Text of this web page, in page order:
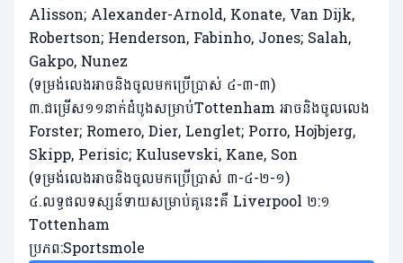
Alisson; Alexander-Arnold, Konate, Van Dijk,
Robertson; Henderson, Fabinho, Jones; Salah,
Gakpo, Nunez
(ទម្រង់លេងអាចនិងចូលមកប្រើប្រាស់ ៤-៣-៣)
៣.ជម្រើស១១នាក់ដំបូងសម្រាប់Tottenham អាចនិងចូលលេង
Forster; Romero, Dier, Lenglet; Porro, Hojbjerg,
Skipp, Perisic; Kulusevski, Kane, Son
(ទម្រង់លេងអាចនិងចូលមកប្រើប្រាស់ ៣-៤-២-១)
៤.លទ្ធផលទស្សន៍ទាយសម្រាប់គូនេះគឺ Liverpool ២:១
Tottenham
ប្រភព:Sportsmole